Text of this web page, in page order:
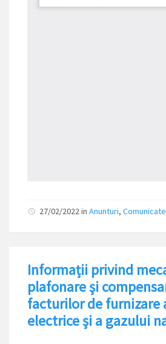
27/02/2022in Anunturi, Comunicate
Informații privind
plafonare şi
facturilor de furnizare
electrice şi a gazului